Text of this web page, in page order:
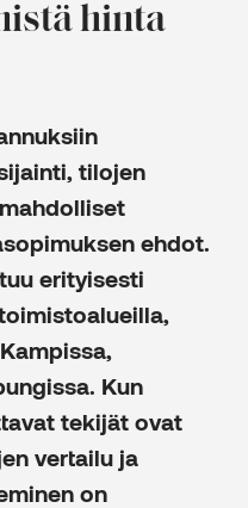
hinta
tilojen
ehdot.
erityisesti
Kun
tekijät ovat
vertailu ja
on